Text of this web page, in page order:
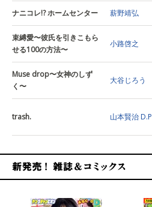
ナニコレ!? ホームセンター 薪野靖弘
束縛愛〜彼氏を引きこもら
せる100の方法〜
小路啓之
Muse drop〜女神のしず
く〜
大谷じろう
trash. 山本賢治 D.P